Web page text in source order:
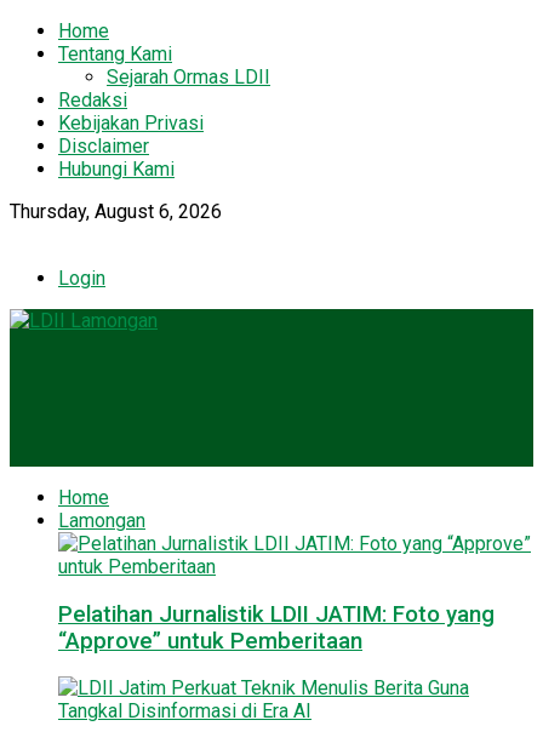
Home
Tentang Kami
Sejarah Ormas LDII
Redaksi
Kebijakan Privasi
Disclaimer
Hubungi Kami
Thursday, August 6, 2026
Login
Home
Lamongan
Pelatihan Jurnalistik LDII JATIM: Foto yang
“Approve” untuk Pemberitaan